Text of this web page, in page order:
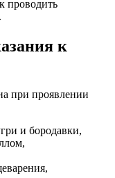
проводить
к
при проявлении
и бородавки,